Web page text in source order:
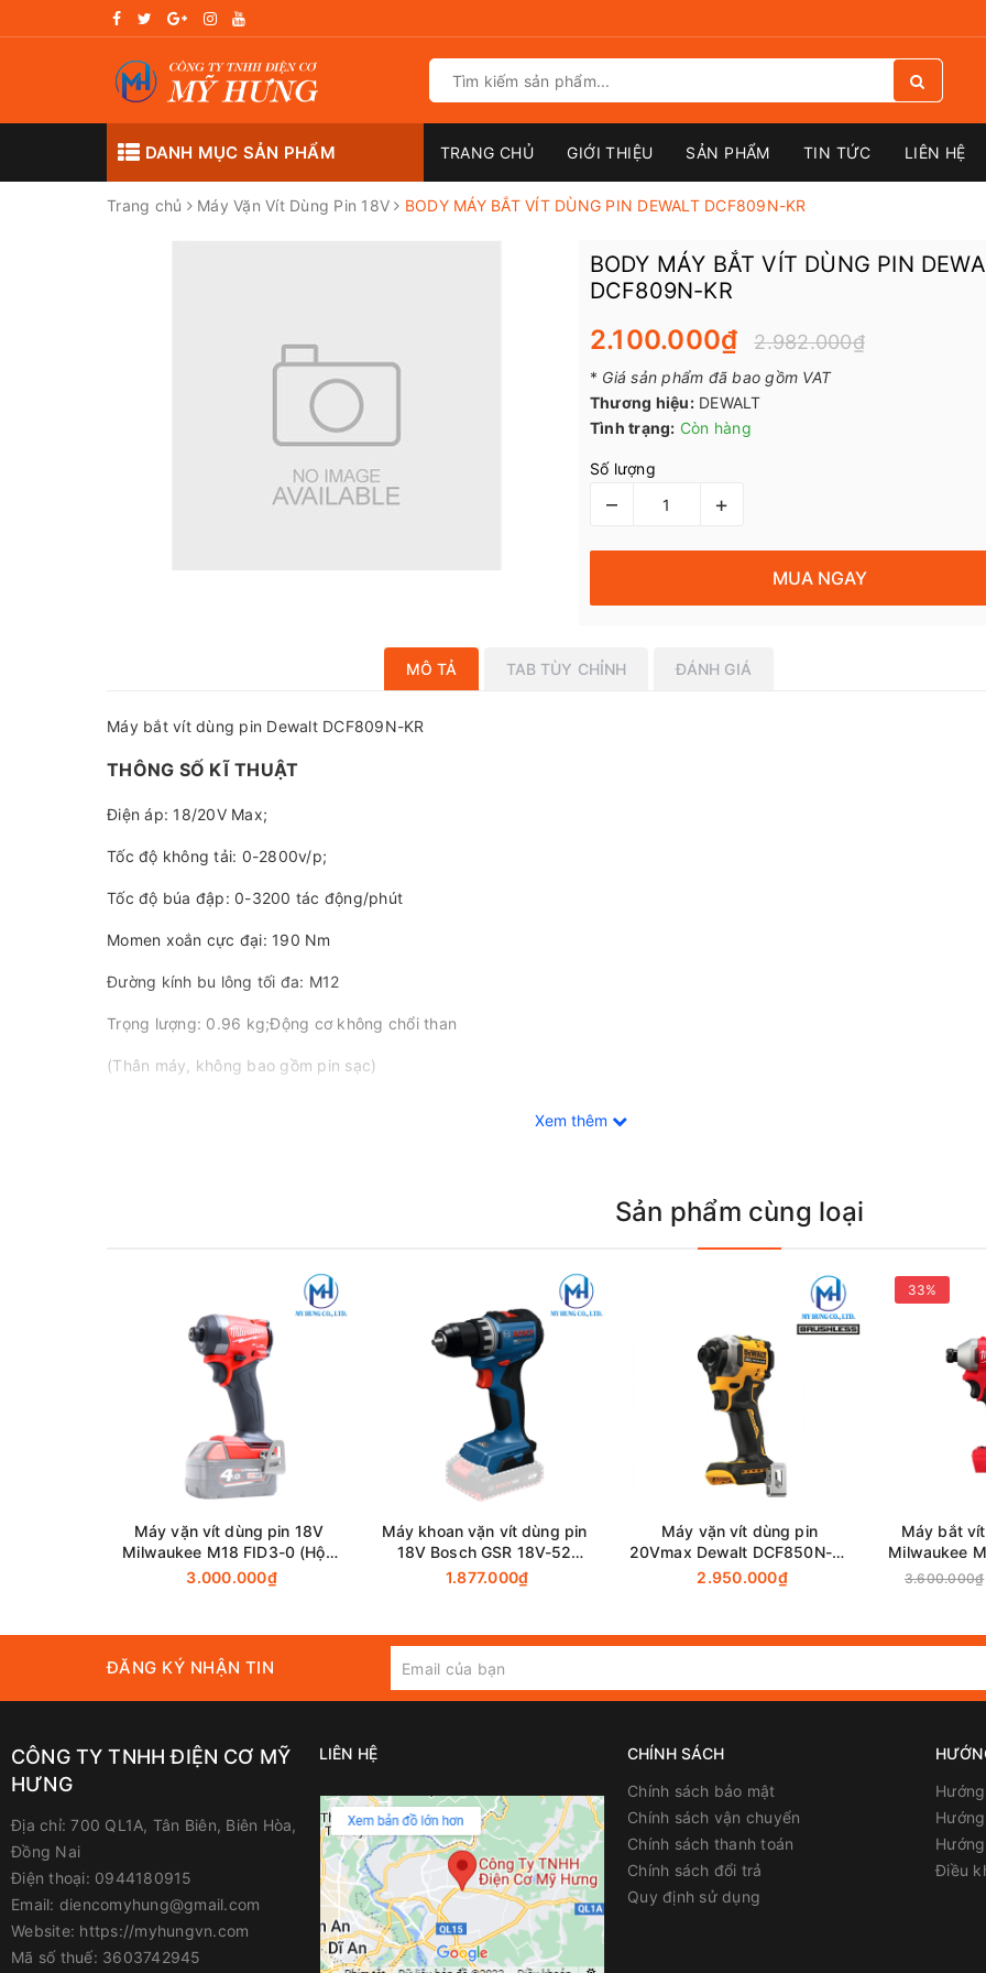
DANH MỤC SẢN PHẨM TRANG CHỦ GIỚI THIỆU SẢN PHẨM TIN TỨC LIÊN HỆ
Trang chủ Máy Vặn Vít Dùng Pin 18V BODY MÁY BẮT VÍT DÙNG PIN DEWALT DCF809N-KR
BODY MÁY BẮT VÍT DÙNG PIN
DCF809N-KR
2.100.000₫ 2.982.000₫
* Giá sản phẩm đã bao gồm VAT
Thương hiệu: DEWALT
Tình trạng: Còn hàng
Số lượng
– +
MUA NGAY
MÔ TẢ TAB TÙY CHỈNH ĐÁNH GIÁ
Máy bắt vít dùng pin Dewalt DCF809N-KR
THÔNG SỐ KĨ THUẬT
Điện áp: 18/20V Max;
Tốc độ không tải: 0-2800v/p;
Tốc độ búa đập: 0-3200 tác động/phút
Momen xoắn cực đại: 190 Nm
Đường kính bu lông tối đa: M12
Trọng lượng: 0.96 kg;Động cơ không chổi than
(Thân máy, không bao gồm pin sạc)
CÔNG TY TNHH ĐIỆN CƠ MỸ HƯNG
Địa chỉ: số 700, QL1A, Khu phố 10, Tân Biên, Biên Hòa, Đồng Nai
- MST: 3603742945
0944.180.915
ZALO: 0944.180.915
diencomyhung@gmail.com
www.myhungvn.com
Xem thêm
Sản phẩm cùng loại
Máy vặn vít dùng pin 18V
Milwaukee M18 FID3-0 (Hộp
Giấy)
3.000.000₫
Máy khoan vặn vít dùng pin
18V Bosch GSR 18V-52
(Chưa Pin & Sạc)
1.877.000₫
Máy vặn vít dùng pin
20Vmax Dewalt DCF850N-B1
(Thân máy)
2.950.000₫
33%
Máy bắt
Milwaukee
3.600.000₫
ĐĂNG KÝ NHẬN TIN
CÔNG TY TNHH ĐIỆN CƠ MỸ
HƯNG
Địa chỉ: 700 QL1A, Tân Biên, Biên Hòa,
Đồng Nai
Điện thoại: 0944180915
Email: diencomyhung@gmail.com
Website: https://myhungvn.com
Mã số thuế: 3603742945
LIÊN HỆ
CHÍNH SÁCH
Chính sách bảo mật
Chính sách vận chuyển
Chính sách thanh toán
Chính sách đổi trả
Quy định sử dụng
Điều